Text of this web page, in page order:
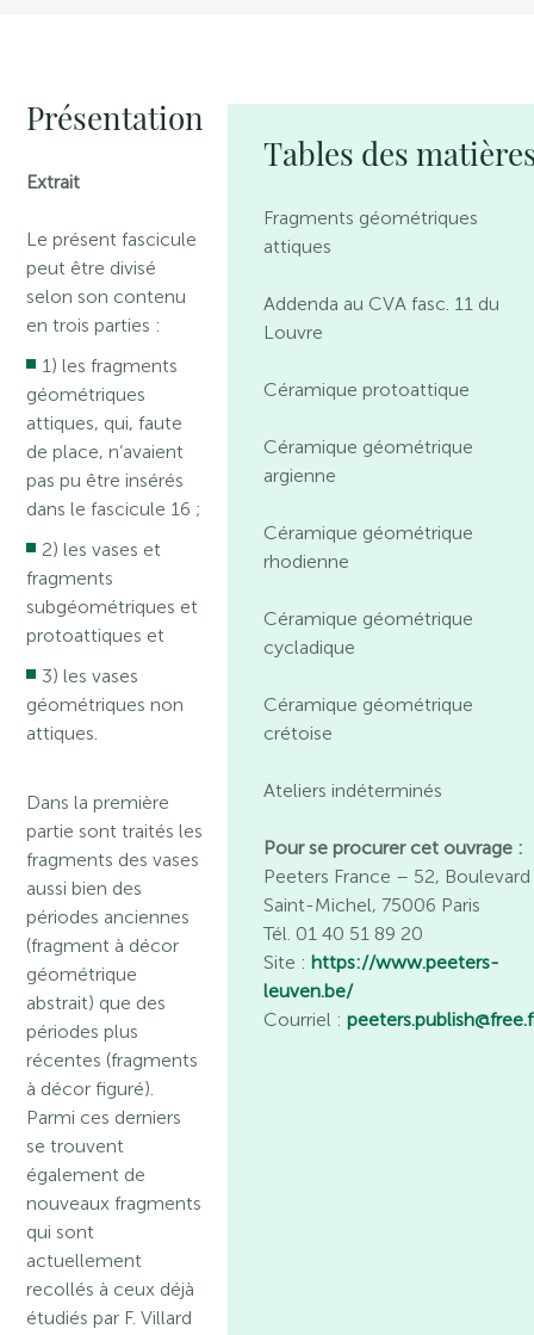
Présentation
Extrait
Le présent fascicule
peut être divisé
selon son contenu
en trois parties :
1) les fragments
géométriques
attiques, qui, faute
de place, n’avaient
pas pu être insérés
dans le fascicule 16 ;
2) les vases et
fragments
subgéométriques et
protoattiques et
3) les vases
géométriques non
attiques.
Dans la première
partie sont traités les
fragments des vases
aussi bien des
périodes anciennes
(fragment à décor
géométrique
abstrait) que des
périodes plus
récentes (fragments
à décor figuré).
Parmi ces derniers
se trouvent
également de
nouveaux fragments
qui sont
actuellement
recollés à ceux déjà
étudiés par F. Villard
Tables des
Fragments géométriques
attiques
Addenda au CVA fasc. 11 du
Louvre
Céramique protoattique
Céramique géométrique
argienne
Céramique géométrique
rhodienne
Céramique géométrique
cycladique
Céramique géométrique
crétoise
Ateliers indéterminés
Pour se procurer cet ouvrage :
Peeters France – 52, Boulevard
Saint-Michel, 75006 Paris
Tél. 01 40 51 89 20
Site :https://www.peeters-
leuven.be/
Courriel :